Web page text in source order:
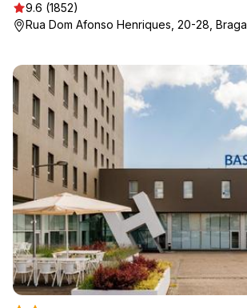
9.6 (1852)
Rua Dom Afonso Henriques, 20-28, Braga